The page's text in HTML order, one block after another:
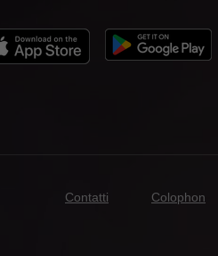
Contatti Colophon